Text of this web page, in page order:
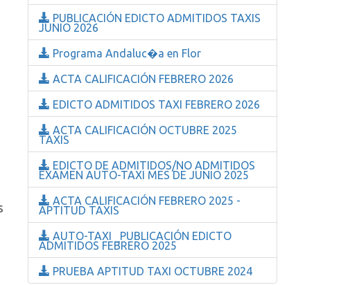
PUBLICACIÓN EDICTO ADMITIDOS TAXIS
JUNIO 2026
Programa Andaluc�a en Flor
ACTA CALIFICACIÓN FEBRERO 2026
EDICTO ADMITIDOS TAXI FEBRERO 2026
ACTA CALIFICACIÓN OCTUBRE 2025
TAXIS
EDICTO DE ADMITIDOS/NO ADMITIDOS
EXAMEN AUTO-TAXI MES DE JUNIO 2025
ACTA CALIFICACIÓN FEBRERO 2025 -
APTITUD TAXIS
AUTO-TAXI _PUBLICACIÓN EDICTO
ADMITIDOS FEBRERO 2025
PRUEBA APTITUD TAXI OCTUBRE 2024